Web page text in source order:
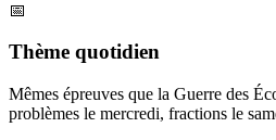
📅
Thème quotidien
Mêmes épreuves que la Guerre des
problèmes le mercredi, fractions le